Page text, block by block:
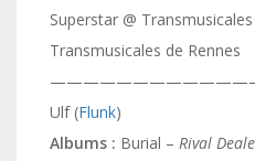
Superstar @
Transmusicales de Rennes
Ulf (Flunk)
Albums : Burial – Rival